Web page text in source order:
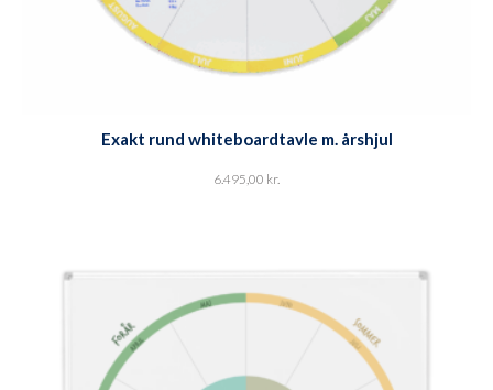
Exakt rund whiteboardtavle m. årshjul
6.495,00 kr.